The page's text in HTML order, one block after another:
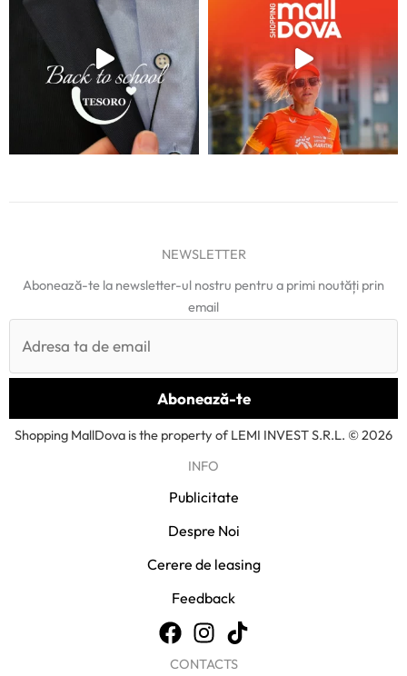
NEWSLETTER
Abonează-te la newsletter-ul nostru pentru a primi noutăți prin
email
Shopping MallDova is the property of LEMI INVEST S.R.L. © 2026
INFO
Publicitate
Despre Noi
Cerere de leasing
Feedback
CONTACTS